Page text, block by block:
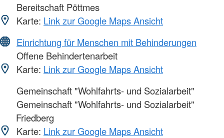
Bereitschaft Pöttmes
Karte: Link zur Google Maps Ansicht
Einrichtung für Menschen mit Behinderungen
Offene Behindertenarbeit
Karte: Link zur Google Maps Ansicht
Gemeinschaft "Wohlfahrts- und Sozialarbeit"
Gemeinschaft "Wohlfahrts- und Sozialarbeit"
Friedberg
Karte: Link zur Google Maps Ansicht